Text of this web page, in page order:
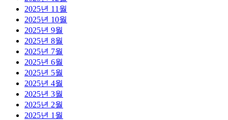
2025년 11월
2025년 10월
2025년 9월
2025년 8월
2025년 7월
2025년 6월
2025년 5월
2025년 4월
2025년 3월
2025년 2월
2025년 1월